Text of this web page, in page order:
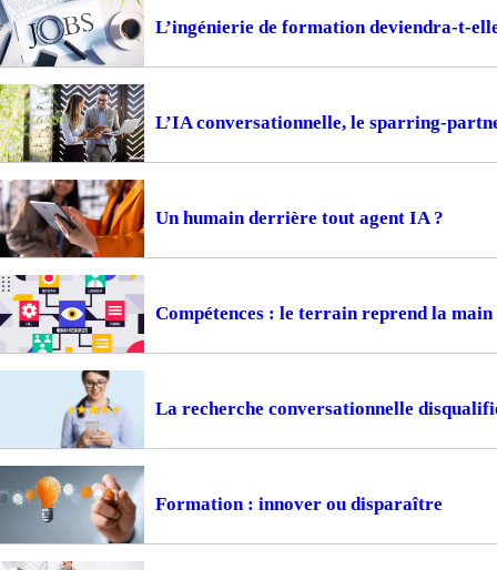
L’ingénierie de formation deviendra-t-
L’IA conversationnelle, le sparring-
Un humain derrière tout agent IA ?
Compétences : le terrain reprend la main
La recherche conversationnelle
Formation : innover ou disparaître